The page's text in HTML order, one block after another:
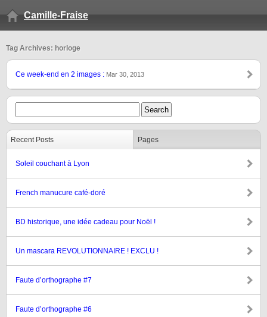
Camille-Fraise
Tag Archives: horloge
Ce week-end en 2 images : Mar 30, 2013
Recent Posts Pages
Soleil couchant à Lyon
French manucure café-doré
BD historique, une idée cadeau pour Noël !
Un mascara REVOLUTIONNAIRE ! EXCLU !
Faute d’orthographe #7
Faute d’orthographe #6